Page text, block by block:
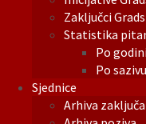
Zaključci
Statistika
Po
Po sazivu
Sjednice
Arhiva